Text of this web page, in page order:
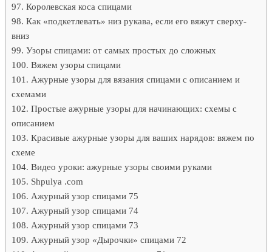
Королевская коса спицами
Как «подкетлевать» низ рукава, если его вяжут сверху-
вниз
Узоры спицами: от самых простых до сложных
Вяжем узоры спицами
Ажурные узоры для вязания спицами с описанием и
схемами
Простые ажурные узоры для начинающих: схемы с
описанием
Красивые ажурные узоры для ваших нарядов: вяжем по
схеме
Видео уроки: ажурные узоры своими руками
Shpulya .com
Ажурный узор спицами 75
Ажурный узор спицами 74
Ажурный узор спицами 73
Ажурный узор «Дырочки» спицами 72